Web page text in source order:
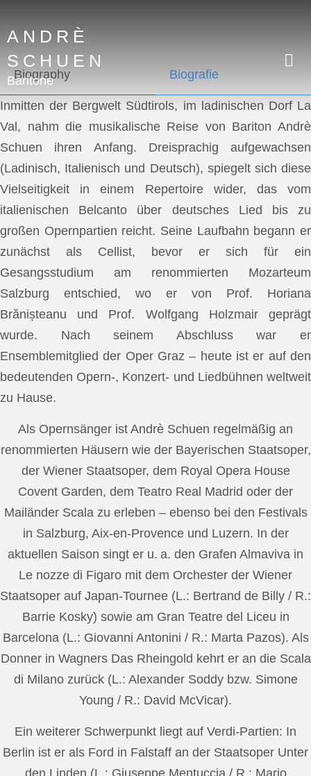
ANDRÈ
SCHUEN
Baritone
Biography Biografie
Inmitten der Bergwelt Südtirols, im ladinischen Dorf La
Val, nahm die musikalische Reise von Bariton Andrè
Schuen ihren Anfang. Dreisprachig aufgewachsen
(Ladinisch, Italienisch und Deutsch), spiegelt sich diese
Vielseitigkeit in einem Repertoire wider, das vom
italienischen Belcanto über deutsches Lied bis zu
großen Opernpartien reicht. Seine Laufbahn begann er
zunächst als Cellist, bevor er sich für ein
Gesangsstudium am renommierten Mozarteum
Salzburg entschied, wo er von Prof. Horiana
Brănișteanu und Prof. Wolfgang Holzmair geprägt
wurde. Nach seinem Abschluss war er
Ensemblemitglied der Oper Graz – heute ist er auf den
bedeutenden Opern-, Konzert- und Liedbühnen weltweit
zu Hause.
Als Opernsänger ist Andrè Schuen regelmäßig an
renommierten Häusern wie der Bayerischen Staatsoper,
der Wiener Staatsoper, dem Royal Opera House
Covent Garden, dem Teatro Real Madrid oder der
Mailänder Scala zu erleben – ebenso bei den Festivals
in Salzburg, Aix-en-Provence und Luzern. In der
aktuellen Saison singt er u. a. den Grafen Almaviva in
Le nozze di Figaro mit dem Orchester der Wiener
Staatsoper auf Japan-Tournee (L.: Bertrand de Billy / R.:
Barrie Kosky) sowie am Gran Teatre del Liceu in
Barcelona (L.: Giovanni Antonini / R.: Marta Pazos). Als
Donner in Wagners Das Rheingold kehrt er an die Scala
di Milano zurück (L.: Alexander Soddy bzw. Simone
Young / R.: David McVicar).
Ein weiterer Schwerpunkt liegt auf Verdi-Partien: In
Berlin ist er als Ford in Falstaff an der Staatsoper Unter
den Linden (L.: Giuseppe Mentuccia / R.: Mario